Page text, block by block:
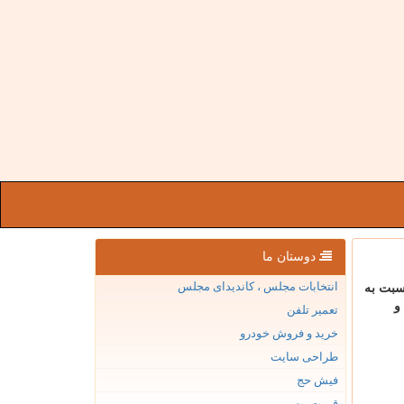
به
و
دوستان ما
انتخابات مجلس ، کاندیدای مجلس
تعمیر تلفن
خرید و فروش خودرو
طراحی سایت
فیش حج